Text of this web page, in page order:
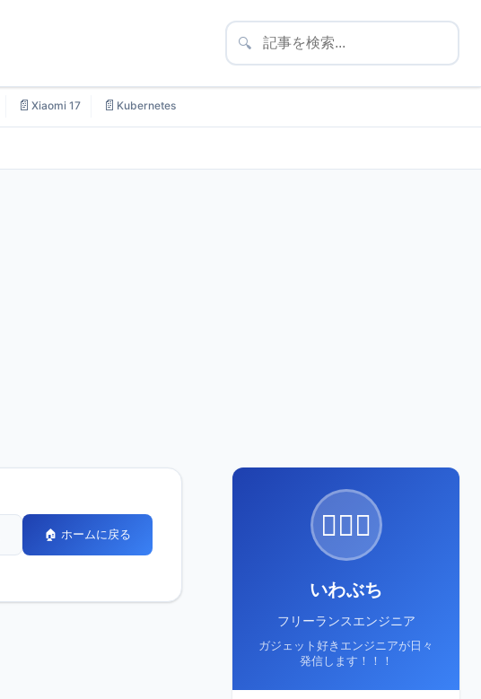
🔍
📄 Xiaomi 17 📄 Kubernetes
🏠 ホームに戻る 🙋🏻‍♂️
いわぶち
フリーランスエンジニア
ガジェット好きエンジニアが日々
発信します！！！